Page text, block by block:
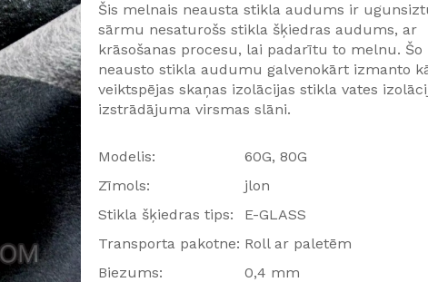
Šis melnais neausta stikla audums ir
sārmu nesaturošs stikla šķiedras audums, ar
krāsošanas procesu, lai padarītu to melnu. Šo
neausto stikla audumu galvenokārt izmanto
veiktspējas skaņas izolācijas stikla vates
izstrādājuma virsmas slāni.
Modelis:
60G, 80G
Zīmols:
jlon
Stikla šķiedras tips:
E-GLASS
Transporta pakotne: Roll ar paletēm
Biezums:
0,4 mm